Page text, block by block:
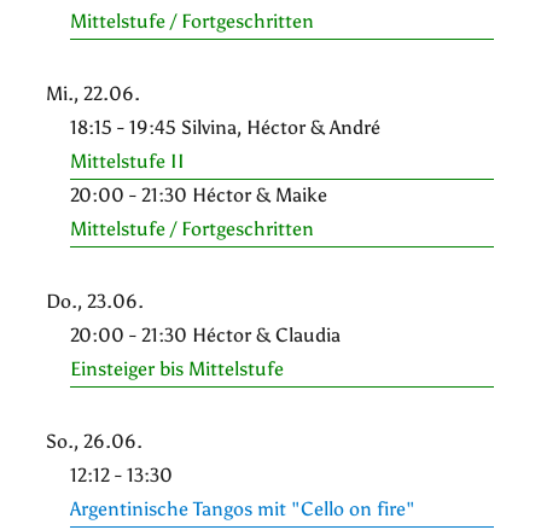
Mittelstufe / Fortgeschritten
Mi., 22.06.
18:15 - 19:45 Silvina, Héctor & André
Mittelstufe II
20:00 - 21:30 Héctor & Maike
Mittelstufe / Fortgeschritten
Do., 23.06.
20:00 - 21:30 Héctor & Claudia
Einsteiger bis Mittelstufe
So., 26.06.
12:12 - 13:30
Argentinische Tangos mit "Cello on fire"